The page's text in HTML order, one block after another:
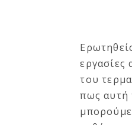
εργασίες
του
πως αυτή
μπορούμε